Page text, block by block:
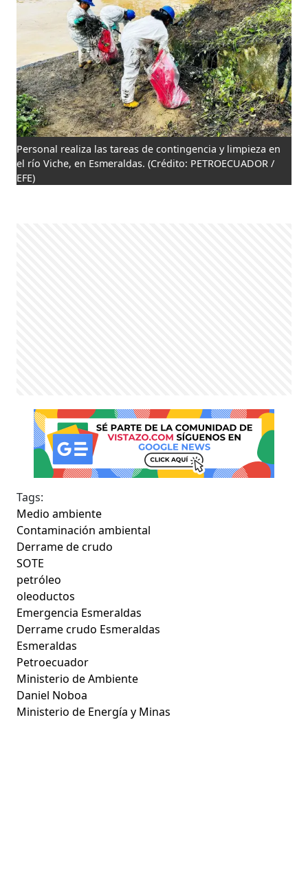
Personal realiza las tareas de contingencia y limpieza en
el río Viche, en Esmeraldas. (Crédito: PETROECUADOR /
EFE)
Tags:
Medio ambiente
Contaminación ambiental
Derrame de crudo
SOTE
petróleo
oleoductos
Emergencia Esmeraldas
Derrame crudo Esmeraldas
Esmeraldas
Petroecuador
Ministerio de Ambiente
Daniel Noboa
Ministerio de Energía y Minas